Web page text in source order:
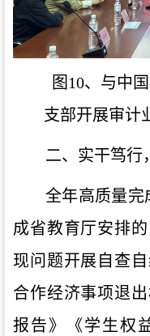
图10、与中
支部开展审计
二、实干笃行
全年高质量完
成省教育厅安排
现问题开展自查
合作经济事项退
报告》《学生权